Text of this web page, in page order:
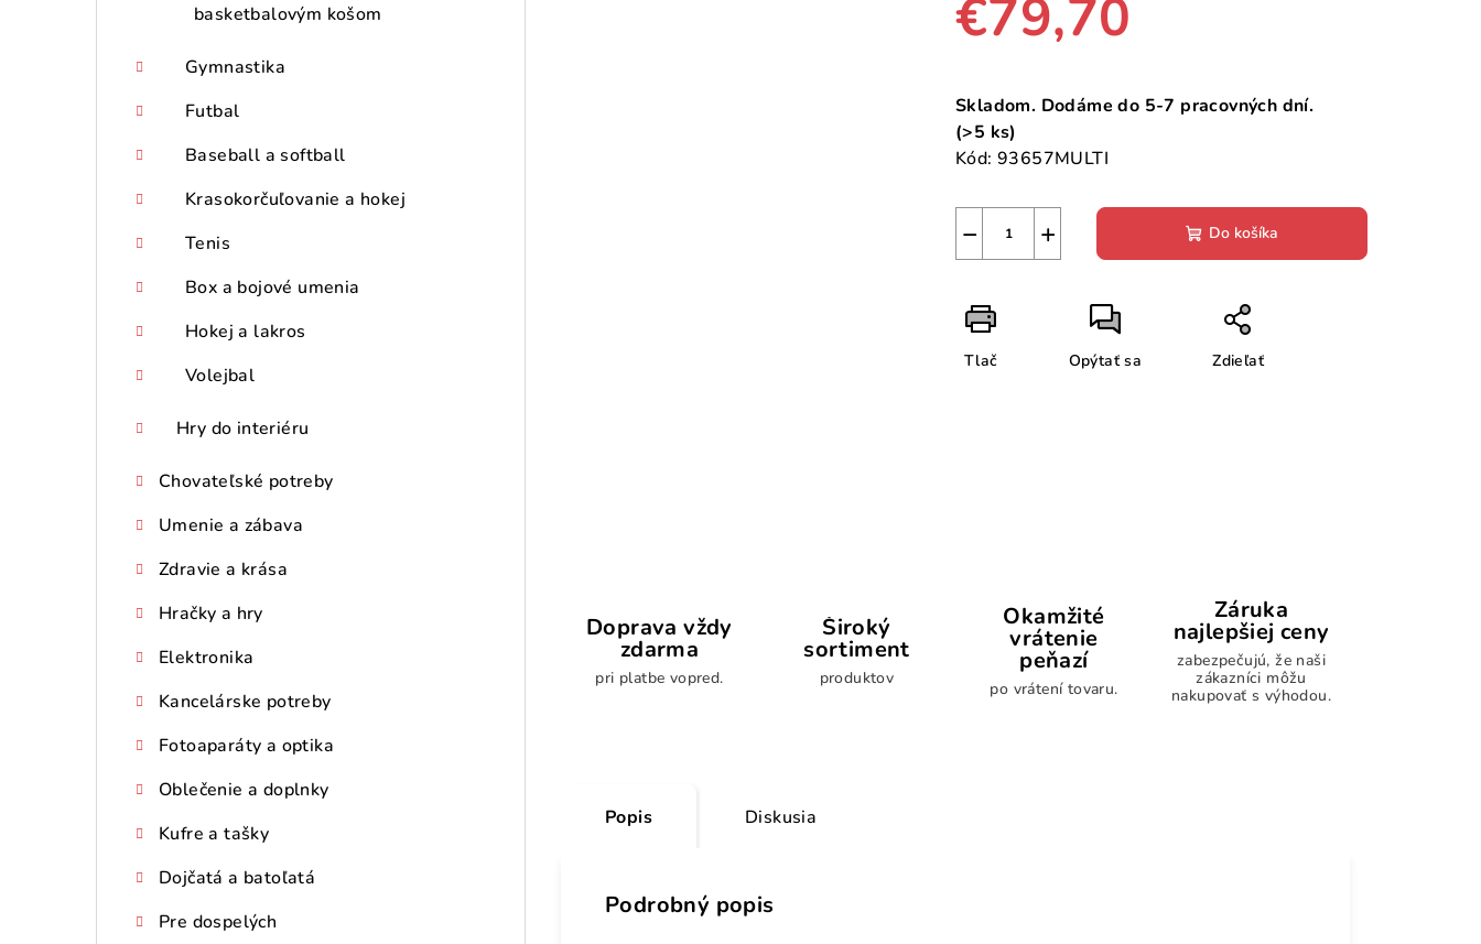
basketbalovým košom
Gymnastika
Futbal
Baseball a softball
Krasokorčuľovanie a hokej
Tenis
Box a bojové umenia
Hokej a lakros
Volejbal
Hry do interiéru
Chovateľské potreby
Umenie a zábava
Zdravie a krása
Hračky a hry
Elektronika
Kancelárske potreby
Fotoaparáty a optika
Oblečenie a doplnky
Kufre a tašky
Dojčatá a batoľatá
Pre dospelých
€79,70
cena:
Skladom. Dodáme do 5-7 pracovných dní.
(>5 ks)
Kód: 93657MULTI
+
− Do košíka
Tlač Opýtať sa Zdieľať
Doprava vždy
zdarma
pri platbe vopred.
Široký
sortiment
produktov
Okamžité
vrátenie
peňazí
po vrátení tovaru.
Záruka
najlepšiej ceny
zabezpečujú, že naši
zákazníci môžu
nakupovať s výhodou.
Popis Diskusia
Podrobný popis